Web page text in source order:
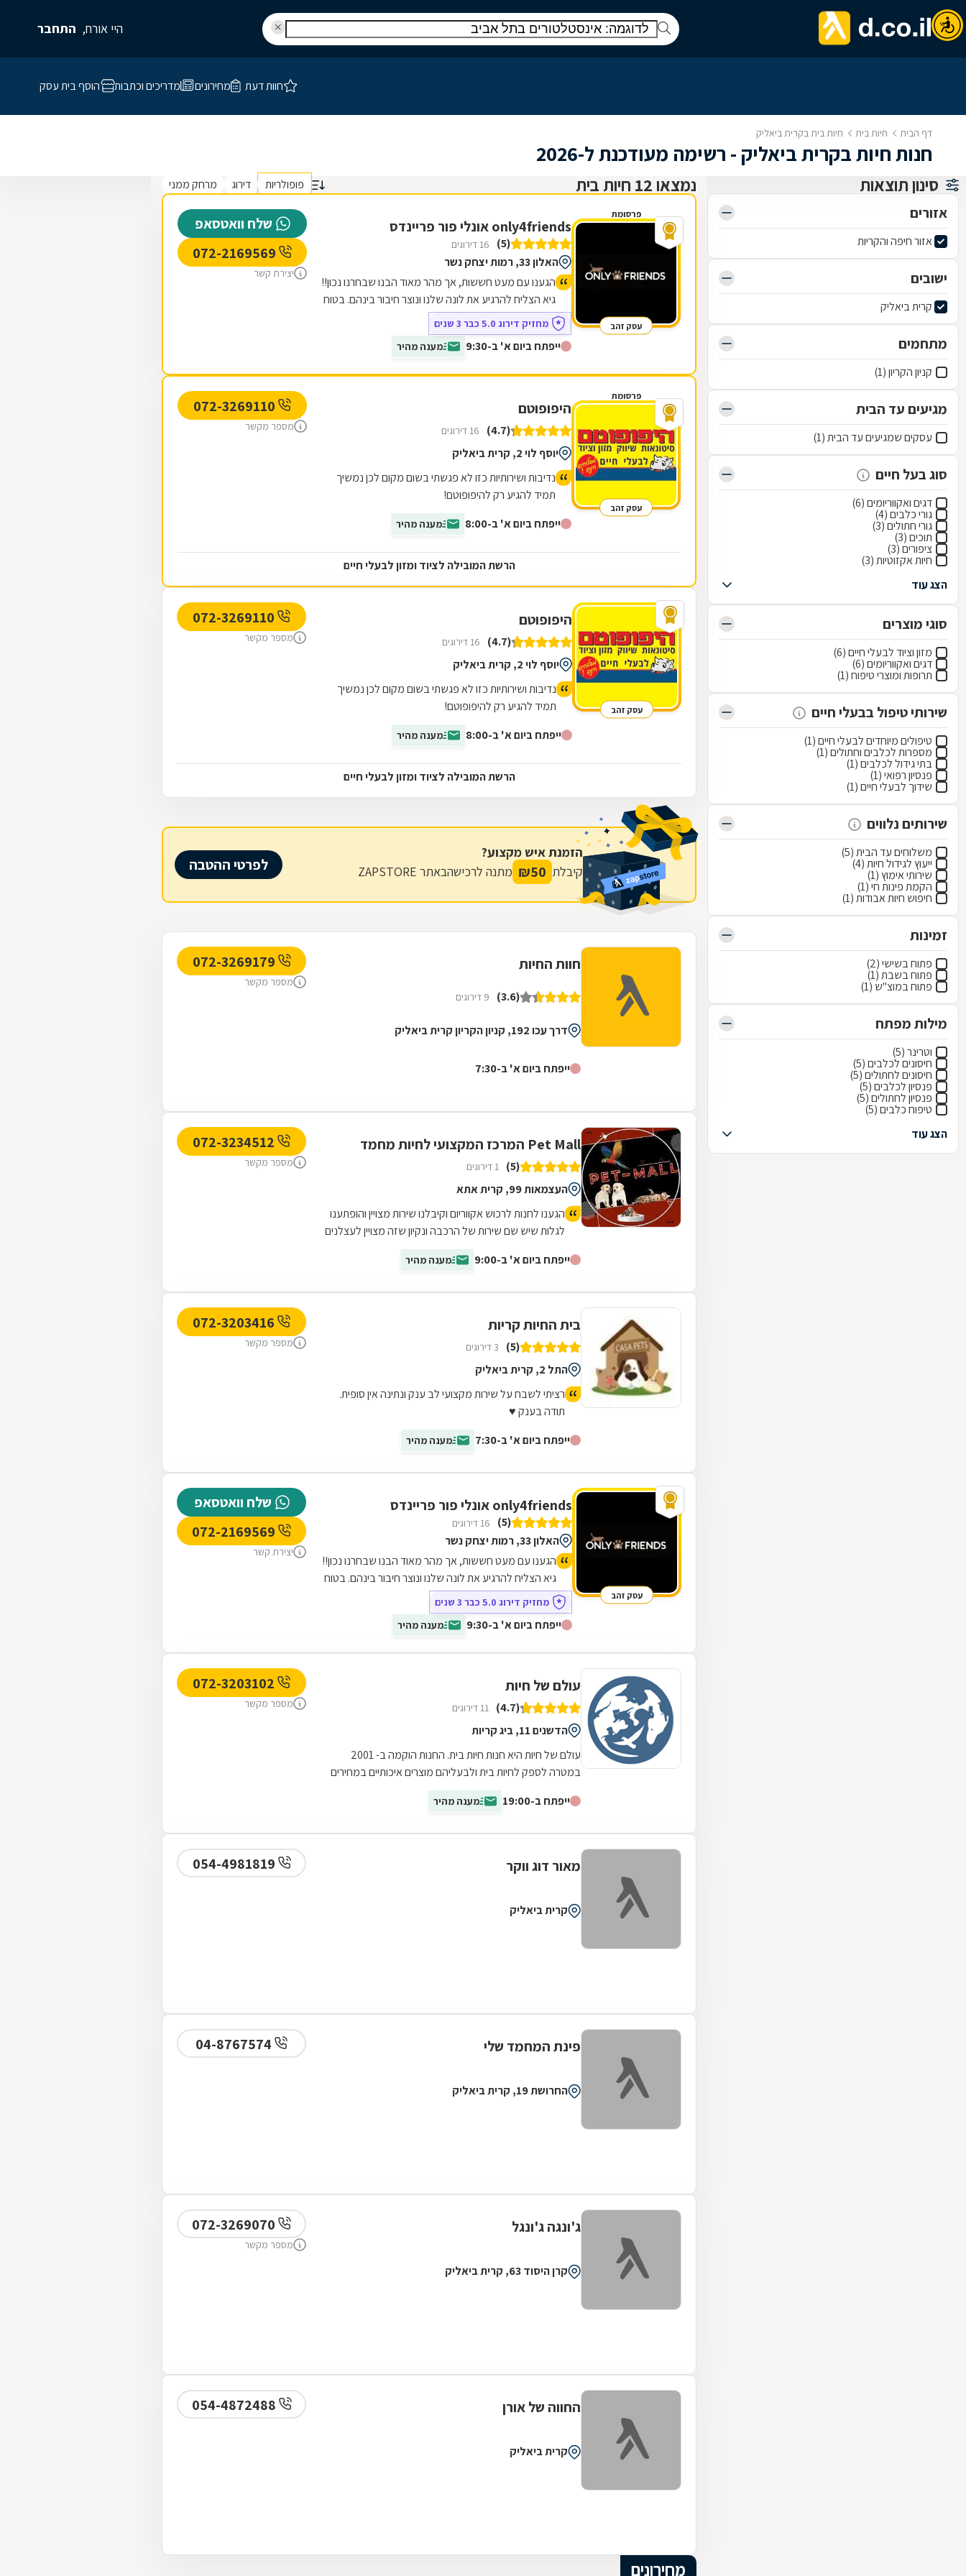
היי אורח, התחבר
חוות דעת מחירונים מדריכים וכתבות הוסף בית עסק
דף הבית חיות בית חיות בית בקרית ביאליק
חנות חיות בקרית ביאליק - רשימה מעודכנת ל-2026
סינון תוצאות
אזורים
אזור חיפה והקריות
ישובים
קרית ביאליק
מתחמים
קניון הקריון (1)
מגיעים עד הבית
עסקים שמגיעים עד הבית (1)
סוג בעל חיים
דגים ואקווריומים (6)
גורי כלבים (4)
גורי חתולים (3)
תוכים (3)
ציפורים (3)
חיות אקזוטיות (3)
הצג עוד
סוגי מוצרים
מזון וציוד לבעלי חיים (6)
דגים ואקווריומים (6)
תרופות ומוצרי טיפוח (1)
שירותי טיפול בבעלי חיים
טיפולים מיוחדים לבעלי חיים (1)
מספרות לכלבים וחתולים (1)
בתי גידול לכלבים (1)
פנסיון רפואי (1)
שידוך לבעלי חיים (1)
שירותים נלווים
משלוחים עד הבית (5)
ייעוץ לגידול חיות (4)
שירותי אימוץ (1)
הקמת פינות חי (1)
חיפוש חיות אבודות (1)
זמינות
פתוח בשישי (2)
פתוח בשבת (1)
פתוח במוצ"ש (1)
מילות מפתח
וטרינר (5)
חיסונים לכלבים (5)
חיסונים לחתולים (5)
פנסיון לכלבים (5)
פנסיון לחתולים (5)
טיפוח כלבים (5)
הצג עוד
נמצאו 12 חיות בית פופולריות דירוג מרחק ממני
פרסומת
עסק זהב
only4friends אונלי פור פריינדס
(5) 16 דירוגים
האלון 33, רמות יצחק נשר
הגענו עם מעט חששות, אך מהר מאוד הבנו שבחרנו נכון!!
גיא הצליח להרגיע את לונה שלנו ונוצר חיבור בינהם. בטוח
נחזור
מחזיק דירוג 5.0 כבר 3 שנים
ייפתח ביום א' ב-9:30 מענה מהיר
שלח וואטסאפ
יצירת קשר
פרסומת
עסק זהב
היפופוטם
(4.7) 16 דירוגים
יוסף לוי 2, קרית ביאליק
נדיבות ושירותיות כזו לא פגשתי בשום מקום לכן נמשיך
תמיד להגיע רק להיפופוטם!
ייפתח ביום א' ב-8:00
מענה מהיר
מספר מקשר
הרשת המובילה לציוד ומזון לבעלי חיים
עסק זהב
היפופוטם
(4.7) 16 דירוגים
יוסף לוי 2, קרית ביאליק
נדיבות ושירותיות כזו לא פגשתי בשום מקום לכן נמשיך
תמיד להגיע רק להיפופוטם!
ייפתח ביום א' ב-8:00
מענה מהיר
מספר מקשר
הרשת המובילה לציוד ומזון לבעלי חיים
הזמנת איש מקצוע?
קיבלת 50
₪ מתנה לרכישהבאתר ZAPSTORE לפרטי ההטבה
חוות החיות
(3.6) 9 דירוגים
דרך עכו 192, קניון הקריון קרית ביאליק
ייפתח ביום א' ב-7:30
מספר מקשר
Pet Mall המרכז המקצועי לחיות מחמד
(5) 1 דירוגים
העצמאות 99, קרית אתא
הגענו לחנות לרכוש אקווריום וקיבלנו שירות מצויין והופתענו
לגלות שיש שם שירות של הרכבה ונקיון שזה מצויין לעצלנים
ייפתח ביום א' ב-9:00 מענה מהיר
מספר מקשר
בית החיות קריות
(5) 3 דירוגים
התל 2, קרית ביאליק
רציתי לשבח על שירות מקצועי לב ענק ונתינה אין סופית.
תודה בענק ♥️
ייפתח ביום א' ב-7:30
מענה מהיר
מספר מקשר
עסק זהב
only4friends אונלי פור פריינדס
(5) 16 דירוגים
האלון 33, רמות יצחק נשר
הגענו עם מעט חששות, אך מהר מאוד הבנו שבחרנו נכון!!
גיא הצליח להרגיע את לונה שלנו ונוצר חיבור בינהם. בטוח
נחזור
מחזיק דירוג 5.0 כבר 3 שנים
ייפתח ביום א' ב-9:30 מענה מהיר
שלח וואטסאפ
יצירת קשר
עולם של חיות
(4.7) 11 דירוגים
הדשנים 11, ביג קריות
עולם של חיות היא חנות חיות בית. החנות הוקמה ב- 2001
במטרה לספק לחיות בית ולבעליהם מוצרים איכותיים במחירים
ייפתח ב-19:00 מענה מהיר
מספר מקשר
מאור דוג ווקר
קרית ביאליק
פינת המחמד שלי
החרושת 19, קרית ביאליק
ג'ונגה ג'ונגל
קרן היסוד 63, קרית ביאליק
מספר מקשר
החווה של אורן
קרית ביאליק
מחירונים